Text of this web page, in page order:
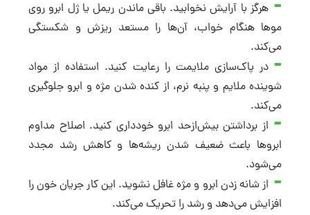
هرگز با آرایش نخوابید. باقی ماندن ریمل یا ژل ابرو روی
موها هنگام خواب، آن‌ها را مستعد ریزش و شکستگی
می‌کند.
در پاک‌سازی ملایمت را رعایت کنید. استفاده از مواد
شوینده ملایم و پنبه نرم، از کنده شدن مژه و ابرو جلوگیری
می‌کند.
از برداشتن بیش‌ازحد ابرو خودداری کنید. اصلاح مداوم
ابروها باعث ضعیف شدن ریشه‌ها و کاهش رشد مجدد
می‌شود.
از شانه زدن ابرو و مژه غافل نشوید. این کار جریان خون را
افزایش می‌دهد و رشد را تحریک می‌کند.